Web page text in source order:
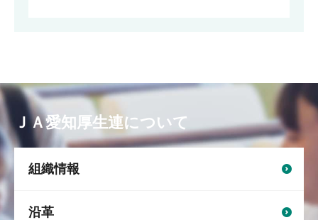
ＪＡ愛知厚生連について
組織情報
沿革